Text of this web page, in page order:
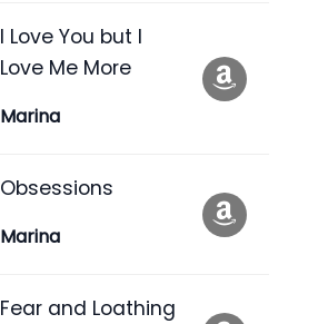
I Love You but I
Love Me More
Marina
Obsessions
Marina
Fear and Loathing